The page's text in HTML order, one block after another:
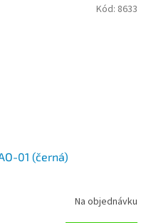
01 (černá)
Na objednávku
Kód: 8633